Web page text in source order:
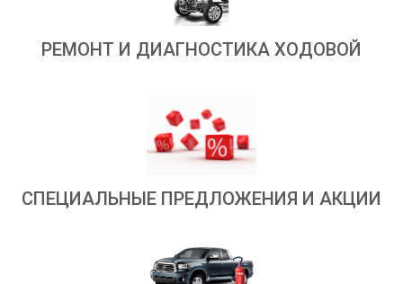
РЕМОНТ И ДИАГНОСТИКА ХОДОВОЙ
СПЕЦИАЛЬНЫЕ ПРЕДЛОЖЕНИЯ И АКЦИИ